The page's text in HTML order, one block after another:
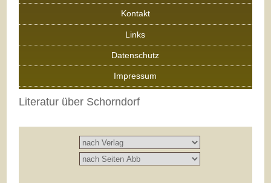
Kontakt
Links
Datenschutz
Impressum
Literatur über Schorndorf